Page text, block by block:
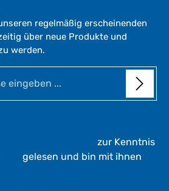
regelmäßig erscheinenden
über neue Produkte und
werden.
zur Kenntnis
gelesen und bin mit ihnen